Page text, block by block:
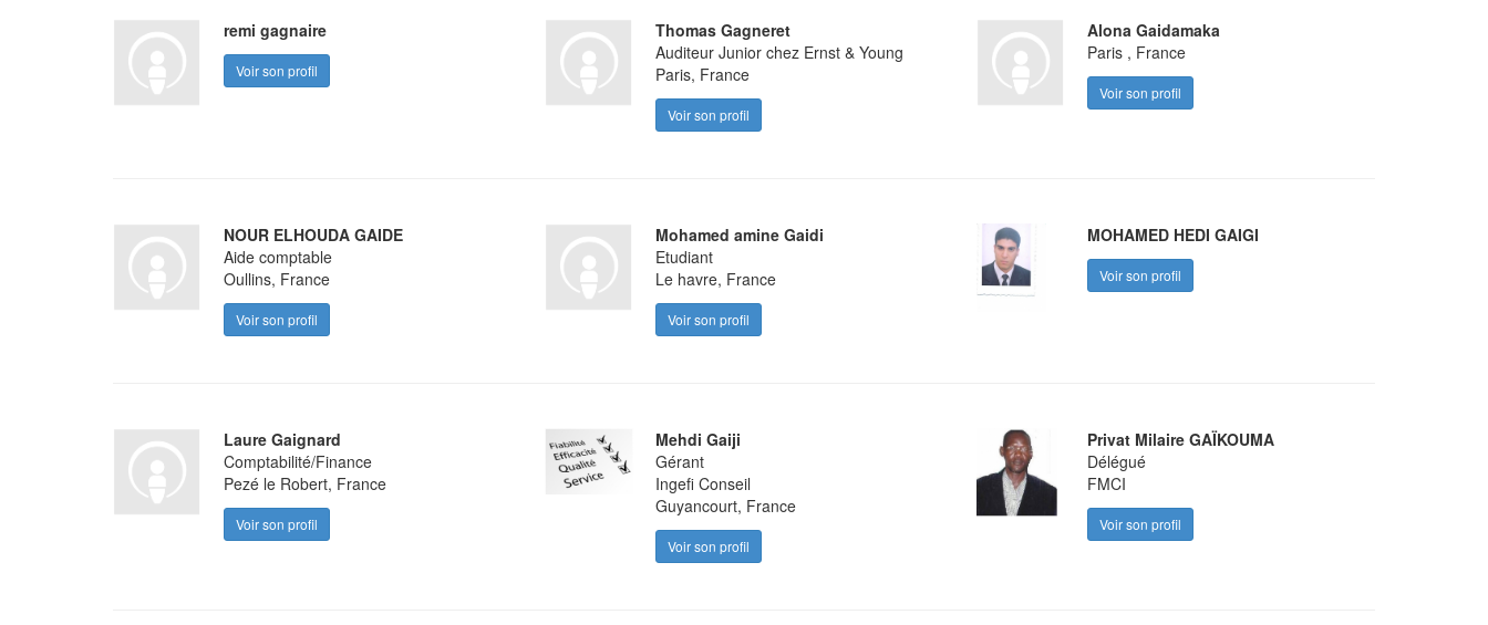
remi gagnaire
Voir son profil
Thomas Gagneret
Auditeur Junior chez Ernst & Young
Paris, France
Voir son profil
Alona Gaidamaka
Paris , France
Voir son profil
NOUR ELHOUDA GAIDE
Aide comptable
Oullins, France
Voir son profil
Mohamed amine Gaidi
Etudiant
Le havre, France
Voir son profil
MOHAMED HEDI GAIGI
Voir son profil
Laure Gaignard
Comptabilité/Finance
Pezé le Robert, France
Voir son profil
Mehdi Gaiji
Gérant
Ingefi Conseil
Guyancourt, France
Voir son profil
Privat Milaire GAÏKOUMA
Délégué
FMCI
Voir son profil